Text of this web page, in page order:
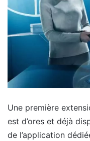
Une première
est d’ores et déjà
de l’application